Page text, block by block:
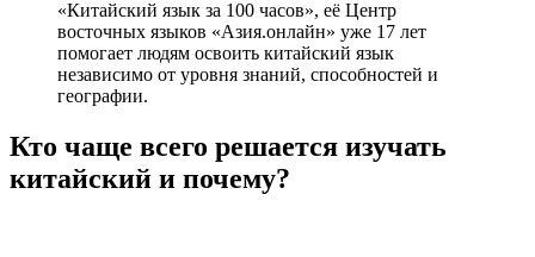
«Китайский язык за 100 часов», её Центр
восточных языков «Азия.онлайн» уже 17 лет
помогает людям освоить китайский язык
независимо от уровня знаний, способностей и
географии.
Кто чаще всего решается изучать
китайский и почему?